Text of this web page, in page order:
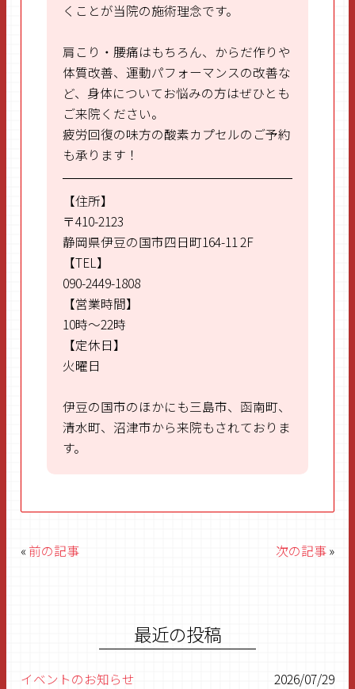
くことが当院の施術理念です。
肩こり・腰痛はもちろん、からだ作りや
体質改善、運動パフォーマンスの改善な
ど、身体についてお悩みの方はぜひとも
ご来院ください。
疲労回復の味方の酸素カプセルのご予約
も承ります！
【住所】
〒410-2123
静岡県伊豆の国市四日町164-11 2F
【TEL】
090-2449-1808
【営業時間】
10時～22時
【定休日】
火曜日
伊豆の国市のほかにも三島市、函南町、
清水町、沼津市から来院もされておりま
す。
«前の記事 次の記事»
最近の投稿
イベントのお知らせ
2026/07/29